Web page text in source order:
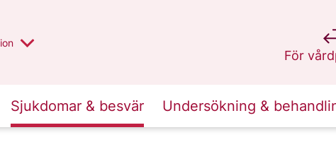
region
För
på
Sjukdomar & besvär Undersökning &